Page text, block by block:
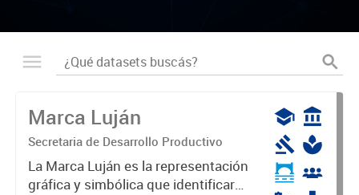
Marca Luján
Secretaria de Desarrollo Productivo
La Marca Luján es la representación
gráfica y simbólica que identificará